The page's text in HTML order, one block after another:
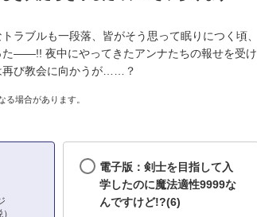
ラブルも一段落、皆がそう思って眠りにつく頃、
た――!! 夜中にやってきたアンナたちの報せを受け
再び教会に向かうが……？
場合があります。
電子版：剣士を目指して入
学したのに魔法適性9999な
んですけど!?(6)